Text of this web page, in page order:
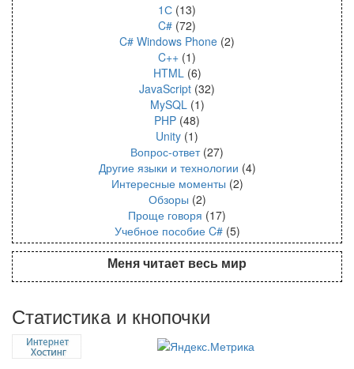
1С (13)
C# (72)
C# Windows Phone (2)
C++ (1)
HTML (6)
JavaScript (32)
MySQL (1)
PHP (48)
Unity (1)
Вопрос-ответ(27)
Другие языки и технологии (4)
Интересные моменты (2)
Обзоры (2)
Проще говоря (17)
Учебное пособие C#(5)
Меня читает весь мир
Статистика и кнопочки